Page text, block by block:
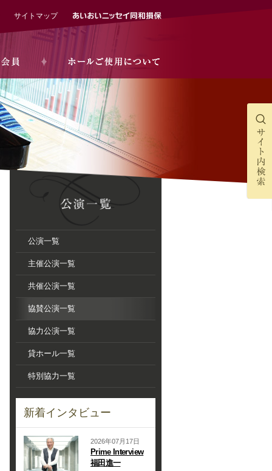
サイトマップ
公演一覧
主催公演一覧
共催公演一覧
協賛公演一覧
協力公演一覧
貸ホール一覧
特別協力一覧
新着インタビュー
2026年07月17日
Prime Interview
福田進一